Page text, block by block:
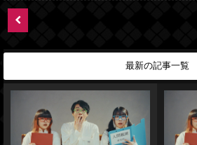
最新の記事一覧